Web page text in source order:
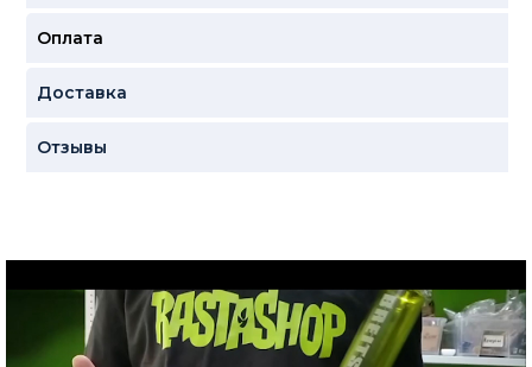
Оплата
Доставка
Отзывы